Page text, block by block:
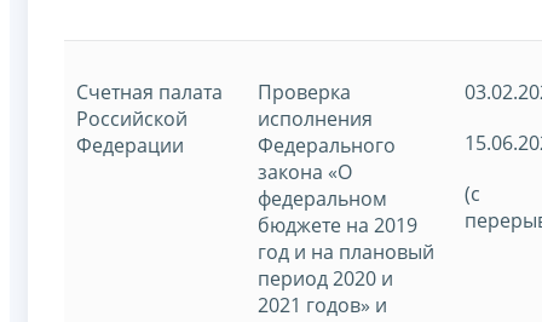
Счетная палата
Российской
Федерации
Проверка
исполнения
Федерального
закона «О
федеральном
бюджете на 2019
год и на плановый
период 2020 и
2021 годов» и
(с